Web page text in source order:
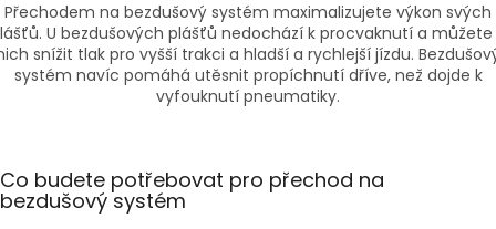
Přechodem na bezdušový systém maximalizujete výkon svých
U bezdušových plášťů nedochází k procvaknutí a můžete
snížit tlak pro vyšší trakci a hladší a rychlejší jízdu.
systém navíc pomáhá utěsnit propíchnutí dříve, než dojde k
vyfouknutí pneumatiky.
Co budete potřebovat pro přechod na
bezdušový systém